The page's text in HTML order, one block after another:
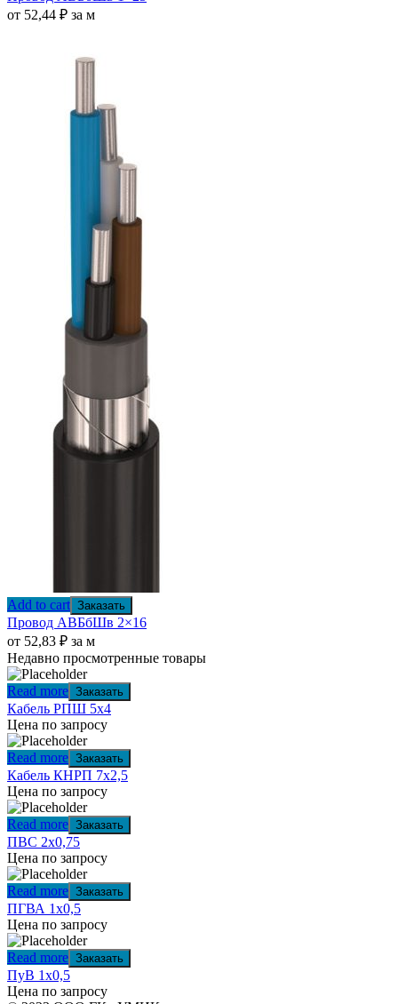
от 52,44 ₽ за м
Add to cart Заказать
Провод АВБбШв 2×16
от 52,83 ₽ за м
Недавно просмотренные товары
Read more Заказать
Кабель РПШ 5х4
Цена по запросу
Read more Заказать
Кабель КНРП 7х2,5
Цена по запросу
Read more Заказать
ПВС 2х0,75
Цена по запросу
Read more Заказать
ПГВА 1х0,5
Цена по запросу
Read more Заказать
ПуВ 1х0,5
Цена по запросу